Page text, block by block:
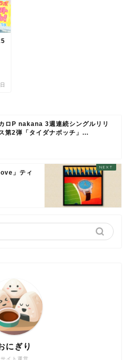
ロP nakana 3週連続シングルリリ
第2弾「タイダナボッチ」...
」ティ
サイト運営
にぎり